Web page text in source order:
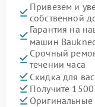
Привезем и
собственной
Гарантия на
машин
Срочный
течении часа
Скидка для
Получите